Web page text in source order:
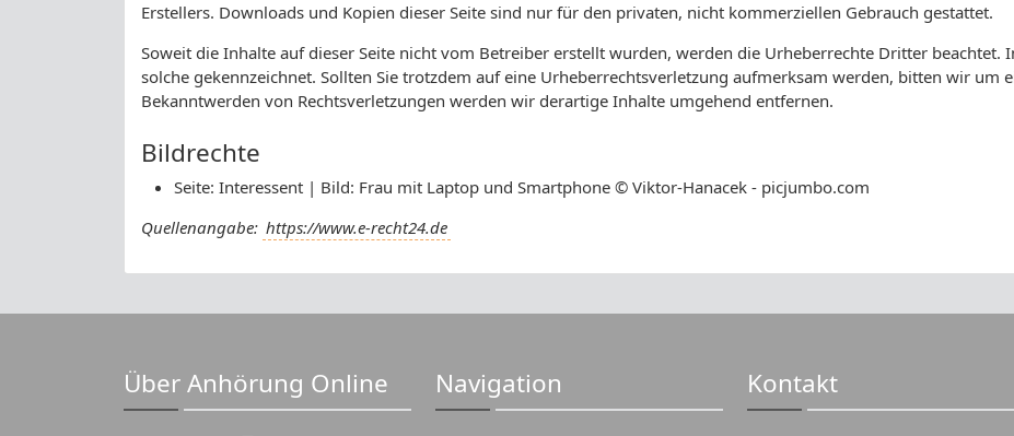
Erstellers. Downloads und Kopien dieser Seite sind nur für den privaten, nicht kommerziellen Gebrauch gestattet.
Soweit die Inhalte auf dieser Seite nicht vom Betreiber erstellt wurden, werden die Urheberrechte Dritter beachtet.
solche gekennzeichnet. Sollten Sie trotzdem auf eine Urheberrechtsverletzung aufmerksam werden, bitten wir um
Bekanntwerden von Rechtsverletzungen werden wir derartige Inhalte umgehend entfernen.
Bildrechte
Seite: Interessent | Bild: Frau mit Laptop und Smartphone © Viktor-Hanacek - picjumbo.com
Quellenangabe: https://www.e-recht24.de
Über Anhörung Online Navigation Kontakt